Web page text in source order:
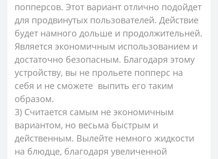
попперсов. Этот вариант отлично подойдет
для продвинутых пользователей. Действие
будет намного дольше и продолжительней.
Является экономичным использованием и
достаточно безопасным. Благодаря этому
устройству, вы не прольете попперс на
себя и не сможете выпить его таким
образом.
3) Считается самым не экономичным
вариантом, но весьма быстрым и
действенным. Вылейте немного жидкости
на блюдце, благодаря увеличенной